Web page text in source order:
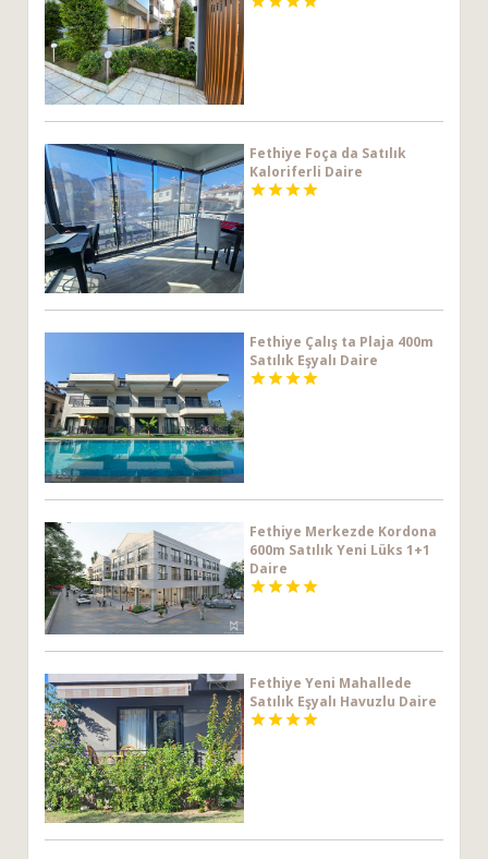
Fethiye Foça da Satılık
Kaloriferli Daire

Fethiye Çalış ta Plaja 400m
Satılık Eşyalı Daire

Fethiye Merkezde Kordona
600m Satılık Yeni Lüks 1+1
Daire

Fethiye Yeni Mahallede
Satılık Eşyalı Havuzlu Daire
